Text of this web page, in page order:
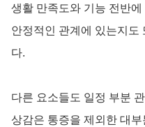
생활 만족도와 기능 전반
안정적인 관계에 있는지도
다.
다른 요소들도 일정 부분
상감은 통증을 제외한 대